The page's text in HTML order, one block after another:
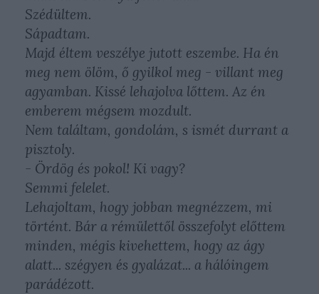
Szédültem.
Sápadtam.
Majd éltem veszélye jutott eszembe. Ha én
meg nem ölöm, ő gyilkol meg - villant meg
agyamban. Kissé lehajolva lőttem. Az én
emberem mégsem mozdult.
Nem találtam, gondolám, s ismét durrant a
pisztoly.
- Ördög és pokol! Ki vagy?
Semmi felelet.
Lehajoltam, hogy jobban megnézzem, mi
történt. Bár a rémülettől összefolyt előttem
minden, mégis kivehettem, hogy az ágy
alatt... szégyen és gyalázat... a hálóingem
parádézott.